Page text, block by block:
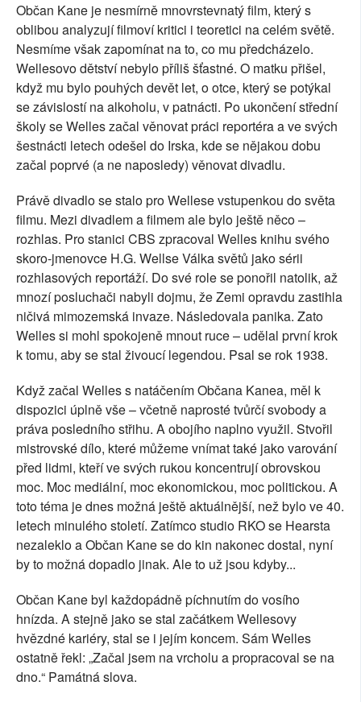
Občan Kane je nesmírně mnovrstevnatý film, který s
oblibou analyzují filmoví kritici i teoretici na celém světě.
Nesmíme však zapomínat na to, co mu předcházelo.
Wellesovo dětství nebylo příliš šťastné. O matku přišel,
když mu bylo pouhých devět let, o otce, který se potýkal
se závislostí na alkoholu, v patnácti. Po ukončení střední
školy se Welles začal věnovat práci reportéra a ve svých
šestnácti letech odešel do Irska, kde se nějakou dobu
začal poprvé (a ne naposledy) věnovat divadlu.
Právě divadlo se stalo pro Wellese vstupenkou do světa
filmu. Mezi divadlem a filmem ale bylo ještě něco –
rozhlas. Pro stanici CBS zpracoval Welles knihu svého
skoro-jmenovce H.G. Wellse Válka světů jako sérii
rozhlasových reportáží. Do své role se ponořil natolik, až
mnozí posluchači nabyli dojmu, že Zemi opravdu zastihla
ničivá mimozemská invaze. Následovala panika. Zato
Welles si mohl spokojeně mnout ruce – udělal první krok
k tomu, aby se stal živoucí legendou. Psal se rok 1938.
Když začal Welles s natáčením Občana Kanea, měl k
dispozici úplně vše – včetně naprosté tvůrčí svobody a
práva posledního střihu. A obojího naplno využil. Stvořil
mistrovské dílo, které můžeme vnímat také jako varování
před lidmi, kteří ve svých rukou koncentrují obrovskou
moc. Moc mediální, moc ekonomickou, moc politickou. A
toto téma je dnes možná ještě aktuálnější, než bylo ve 40.
letech minulého století. Zatímco studio RKO se Hearsta
nezaleklo a Občan Kane se do kin nakonec dostal, nyní
by to možná dopadlo jinak. Ale to už jsou kdyby...
Občan Kane byl každopádně píchnutím do vosího
hnízda. A stejně jako se stal začátkem Wellesovy
hvězdné kariéry, stal se i jejím koncem. Sám Welles
ostatně řekl: „Začal jsem na vrcholu a propracoval se na
dno.“ Památná slova.